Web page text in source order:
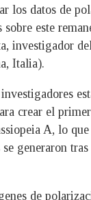
los datos de
sobre este
investigador
Italia).
crear el
A, lo
se generaron
de